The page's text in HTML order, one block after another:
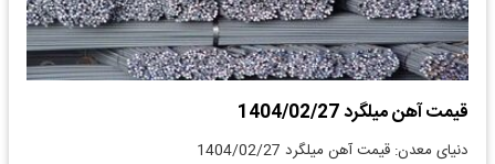
قیمت آهن میلگرد 1404/02/27
دنیای معدن: قیمت آهن میلگرد 1404/02/27